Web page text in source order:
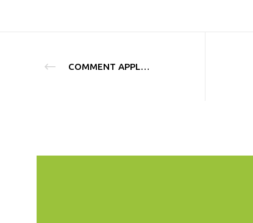
COMMENT APPLIQUER LA TARIFICATION DU CARBONE ?